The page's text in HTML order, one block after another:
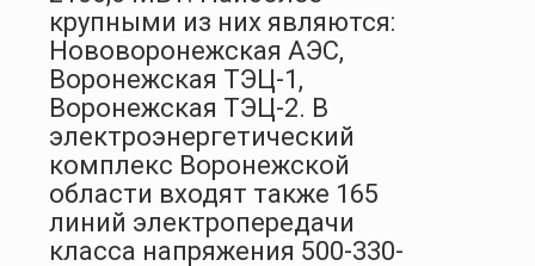
крупными из них являются:
Нововоронежская АЭС,
Воронежская ТЭЦ-1,
Воронежская ТЭЦ-2. В
электроэнергетический
комплекс Воронежской
области входят также 165
линий электропередачи
класса напряжения 500-330-